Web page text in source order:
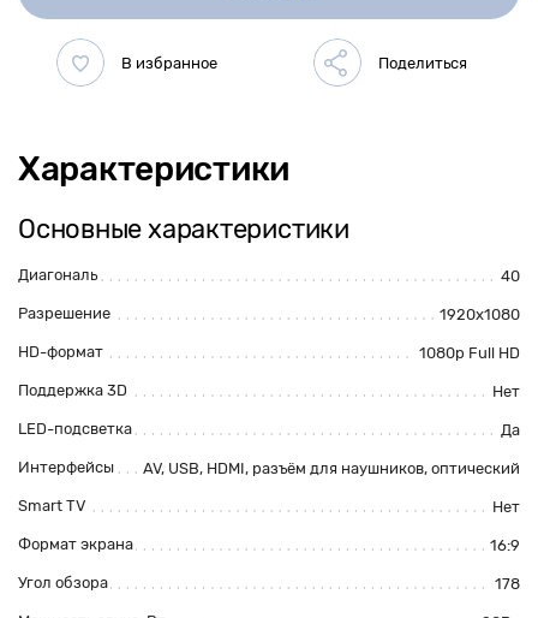
Характеристики
Основные характеристики
Диагональ 40
Разрешение 1920x1080
HD-формат 1080p Full HD
Поддержка 3D Нет
LED-подсветка Да
Интерфейсы AV, USB, HDMI, разъём для наушников, оптический
Smart TV Нет
Формат экрана 16:9
Угол обзора 178